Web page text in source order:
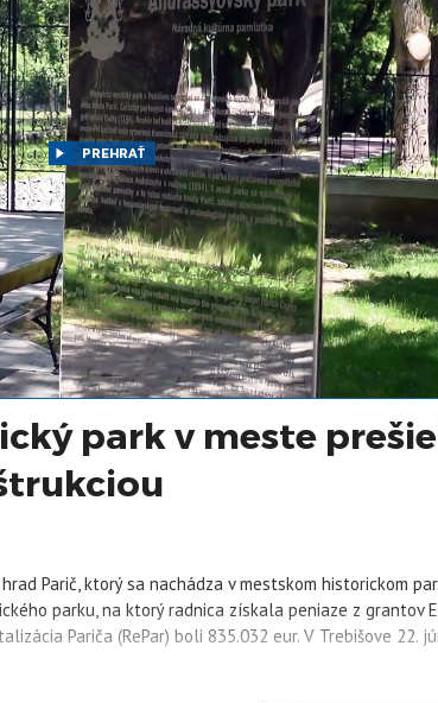
PREHRAŤ
park v meste
Parič, ktorý sa nachádza v mestskom historickom
parku, na ktorý radnica získala peniaze z grantov
Pariča (RePar) boli 835.032 eur. V Trebišove 22.